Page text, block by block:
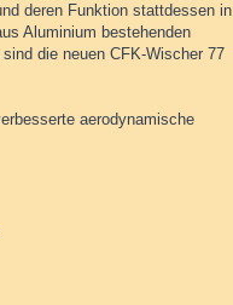
deren Funktion stattdessen in
Aluminium bestehenden
die neuen CFK-Wischer 77
aerodynamische